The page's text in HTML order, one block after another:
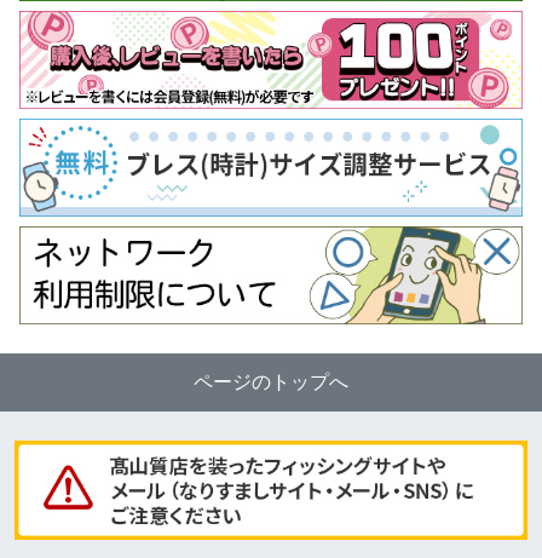
ページのトップへ